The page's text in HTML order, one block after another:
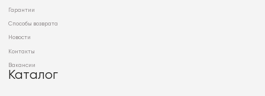
Гарантии
Способы возврата
Новости
Контакты
Вакансии
Каталог